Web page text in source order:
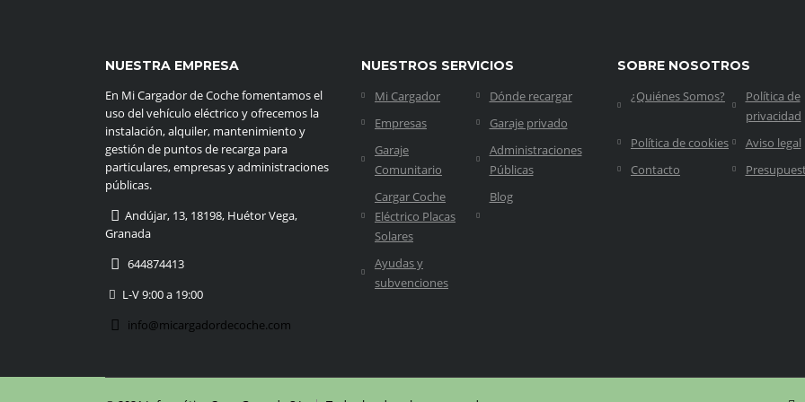
NUESTRA EMPRESA
En Mi Cargador de Coche fomentamos el
uso del vehículo eléctrico y ofrecemos la
instalación, alquiler, mantenimiento y
gestión de puntos de recarga para
particulares, empresas y administraciones
públicas.
Andújar, 13, 18198, Huétor Vega,
Granada
644874413
L-V 9:00 a 19:00
info@micargadordecoche.com
NUESTROS SERVICIOS
Mi Cargador
Dónde recargar
Empresas
Garaje privado
Garaje
Comunitario
Administraciones
Públicas
Cargar Coche
Eléctrico Placas
Solares
Blog
Ayudas y
subvenciones
SOBRE NOSOTROS
¿Quiénes Somos?
Política de
privacidad
Política de cookies
Aviso legal
Contacto